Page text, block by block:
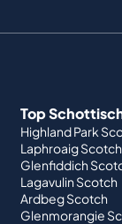
Top
Highland Park
Laphroaig Scotch
Glenfiddich
Lagavulin Scotch
Ardbeg Scotch
Glenmorangie